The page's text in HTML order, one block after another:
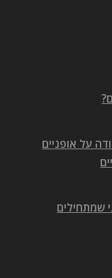
על אופניים
שמתחילים